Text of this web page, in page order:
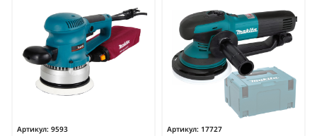
Артикул: 9593
Артикул: 17727